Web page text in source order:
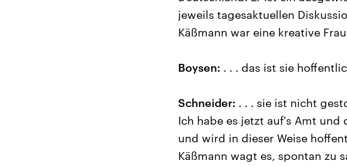
jeweils tagesaktuellen
Käßmann war eine kreative
Boysen: . . . das ist sie
Schneider: . . . sie ist nicht
Ich habe es jetzt auf's Amt
und wird in dieser Weise
Käßmann wagt es, spontan zu